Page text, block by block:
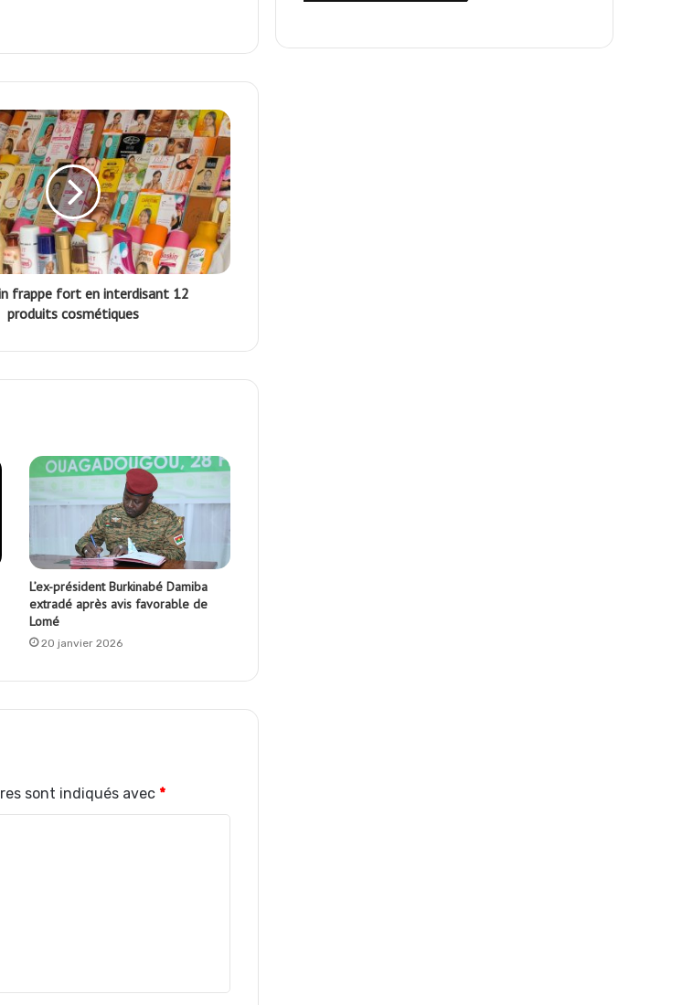
frappe fort en interdisant 12
produits cosmétiques
L’ex-président Burkinabé Damiba
extradé après avis favorable de
Lomé
20 janvier 2026
sont indiqués avec *